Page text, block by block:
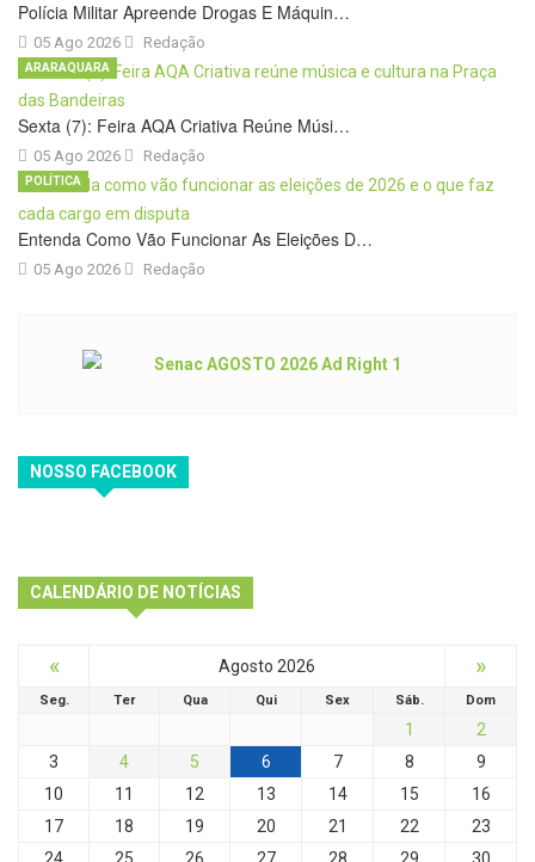
Polícia Militar Apreende Drogas E Máquin…
05 Ago 2026 Redação
Sexta (7): Feira AQA Criativa Reúne Músi…
05 Ago 2026
ARARAQUARA
Redação
Entenda Como Vão Funcionar As Eleições D…
05 Ago 2026
POLÍTICA
Redação
NOSSO FACEBOOK
CALENDÁRIO DE NOTÍCIAS
« Agosto 2026 »
Seg. Ter Qua Qui Sex Sáb. Dom
1
2
3
4 5 6 7 8
9
10
11 12 13 14 15
16
17
18 19 20 21 22
23
24
25 26 27 28 29 30